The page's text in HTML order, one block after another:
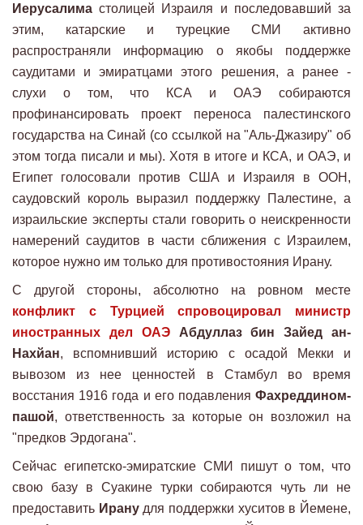
Иерусалима столицей Израиля и последовавший за
этим, катарские и турецкие СМИ активно
распространяли информацию о якобы поддержке
саудитами и эмиратцами этого решения, а ранее -
слухи о том, что КСА и ОАЭ собираются
профинансировать проект переноса палестинского
государства на Синай (со ссылкой на "Аль-Джазиру" об
этом тогда писали и мы). Хотя в итоге и КСА, и ОАЭ, и
Египет голосовали против США и Израиля в ООН,
саудовский король выразил поддержку Палестине, а
израильские эксперты стали говорить о неискренности
намерений саудитов в части сближения с Израилем,
которое нужно им только для противостояния Ирану.
С другой стороны, абсолютно на ровном месте
конфликт с Турцией спровоцировал министр
иностранных дел ОАЭ
Абдуллаз бин Зайед ан-
Нахйан, вспомнивший историю с осадой Мекки и
вывозом из нее ценностей в Стамбул во время
восстания 1916 года и его подавления Фахреддином-
пашой, ответственность за которые он возложил на
"предков Эрдогана".
Сейчас египетско-эмиратские СМИ пишут о том, что
свою базу в Суакине турки собираются чуть ли не
предоставить Иранудля поддержки хуситов в Йемене,